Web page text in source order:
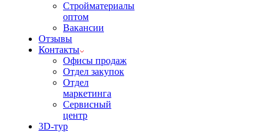
Стройматериалы
оптом
Вакансии
Отзывы
Контакты
Офисы продаж
Отдел закупок
Отдел
маркетинга
Сервисный
центр
3D-тур